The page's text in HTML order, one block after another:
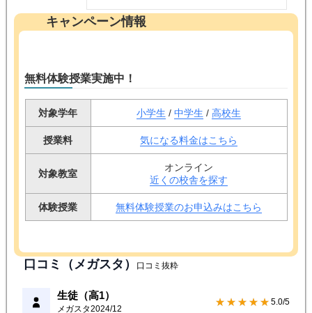
キャンペーン情報
無料体験授業実施中！
対象学年 小学生 / 中学生 / 高校生
授業料 気になる料金はこちら
対象教室
オンライン
近くの校舎を探す
体験授業 無料体験授業のお申込みはこちら
口コミ（メガスタ） 口コミ抜粋
生徒（高1）
メガスタ2024/12
★★★★★ 5.0/5